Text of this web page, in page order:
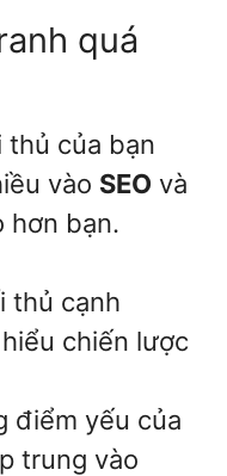
quá
thủ của bạn
vào SEO và
hơn bạn.
thủ cạnh
chiến lược
điểm yếu của
trung vào